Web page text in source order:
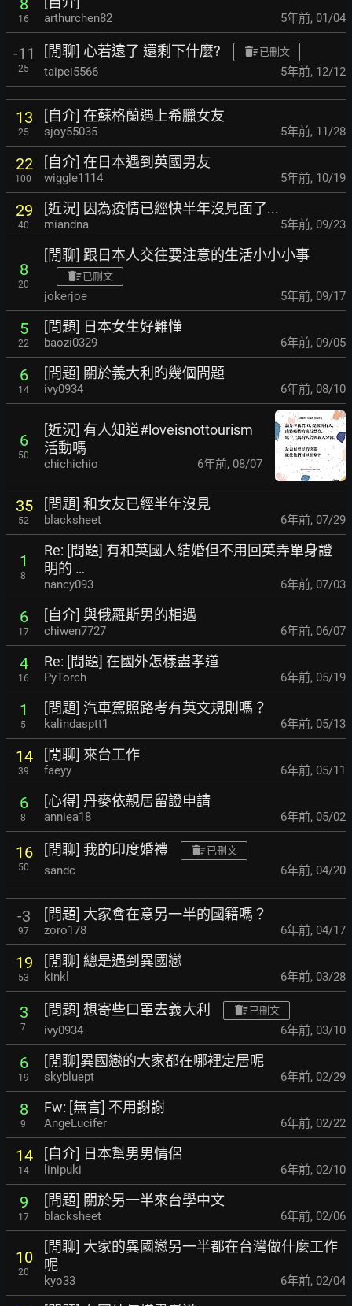
8
16 arthurchen82 5年前, 01/04
-11
25
[閒聊] 心若遠了 還剩下什麼? 已刪文
taipei5566 5年前, 12/12
13
25
[自介] 在蘇格蘭遇上希臘女友
sjoy55035 5年前, 11/28
22
100
[自介] 在日本遇到英國男友
wiggle1114 5年前, 10/19
29
40
[近況] 因為疫情已經快半年沒見面了...
miandna 5年前, 09/23
8
20
[閒聊] 跟日本人交往要注意的生活小小小事
已刪文
jokerjoe 5年前, 09/17
5
22
[問題] 日本女生好難懂
baozi0329 6年前, 09/05
6
14
[問題] 關於義大利旳幾個問題
ivy0934 6年前, 08/10
6
50
[近況] 有人知道#loveisnottourism
活動嗎
chichichio 6年前, 08/07
35
52
[問題] 和女友已經半年沒見
blacksheet 6年前, 07/29
1
8
Re: [問題] 有和英國人結婚但不用回英弄單身證
明的 …
nancy093 6年前, 07/03
6
17
[自介] 與俄羅斯男的相遇
chiwen7727 6年前, 06/07
4
16
Re: [問題] 在國外怎樣盡孝道
PyTorch 6年前, 05/19
1
5
[問題] 汽車駕照路考有英文規則嗎？
kalindasptt1 6年前, 05/13
14
39
[閒聊] 來台工作
faeyy 6年前, 05/11
6
8
[心得] 丹麥依親居留證申請
anniea18 6年前, 05/02
16
50
[閒聊] 我的印度婚禮 已刪文
sandc 6年前, 04/20
-3
97
[問題] 大家會在意另一半的國籍嗎？
zoro178 6年前, 04/17
19
53
[閒聊] 總是遇到異國戀
kinkl 6年前, 03/28
3
7
[問題] 想寄些口罩去義大利 已刪文
ivy0934 6年前, 03/10
6
19
[閒聊]異國戀的大家都在哪裡定居呢
skybluept 6年前, 02/29
8
9
Fw: [無言] 不用謝謝
AngeLucifer 6年前, 02/22
14
14
[自介] 日本幫男男情侶
linipuki 6年前, 02/10
9
17
[問題] 關於另一半來台學中文
blacksheet 6年前, 02/06
10
20
[閒聊] 大家的異國戀另一半都在台灣做什麼工作
呢
kyo33 6年前, 02/04